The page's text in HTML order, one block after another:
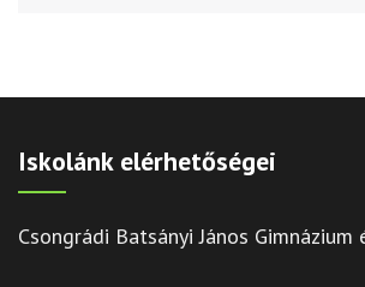
Iskolánk elérhetőségei
Csongrádi Batsányi János